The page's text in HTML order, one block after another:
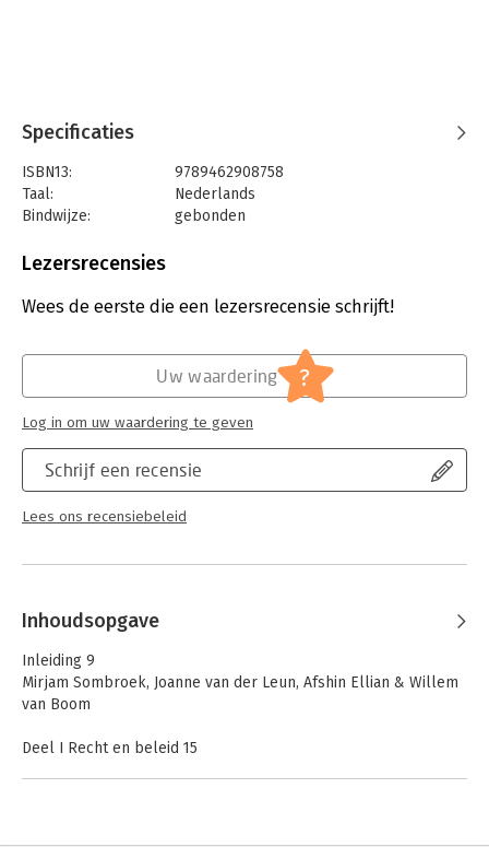
Specificaties
ISBN13:
9789462908758
Taal:
Nederlands
Bindwijze:
gebonden
Uitgever:
Verschijningsdatum:
11-2-2021
Gedenkboeken/Feestbundels/
Lezersrecensies
Wees de eerste die een lezersrecensie schrijft!
Schrijf een recensie
Lees ons recensiebeleid
Uw waardering ?
Log in om uw waardering te geven
Inhoudsopgave
Inleiding 9
Mirjam Sombroek, Joanne van der Leun, Afshin Ellian & Willem
van Boom
Deel I Recht en beleid 15